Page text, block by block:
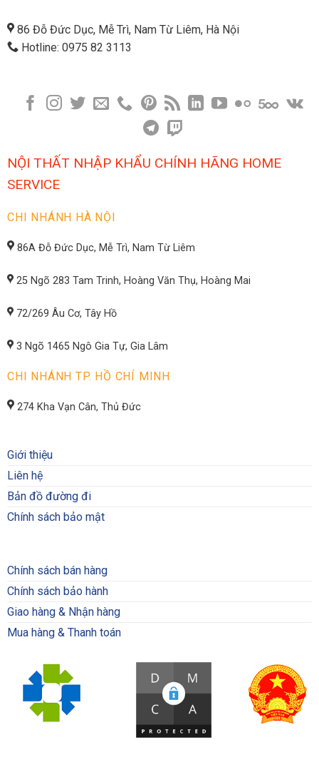
86 Đỗ Đức Dục, Mễ Trì, Nam Từ Liêm, Hà Nội
Hotline: 0975 82 3113
NỘI THẤT NHẬP KHẨU CHÍNH HÃNG HOME
SERVICE
CHI NHÁNH HÀ NỘI
86A Đỗ Đức Dục, Mễ Trì, Nam Từ Liêm
25 Ngõ 283 Tam Trinh, Hoàng Văn Thụ, Hoàng Mai
72/269 Âu Cơ, Tây Hồ
3 Ngõ 1465 Ngô Gia Tự, Gia Lâm
CHI NHÁNH TP. HỒ CHÍ MINH
274 Kha Vạn Cân, Thủ Đức
Giới thiệu
Liên hệ
Bản đồ đường đi
Chính sách bảo mật
Chính sách bán hàng
Chính sách bảo hành
Giao hàng & Nhận hàng
Mua hàng & Thanh toán